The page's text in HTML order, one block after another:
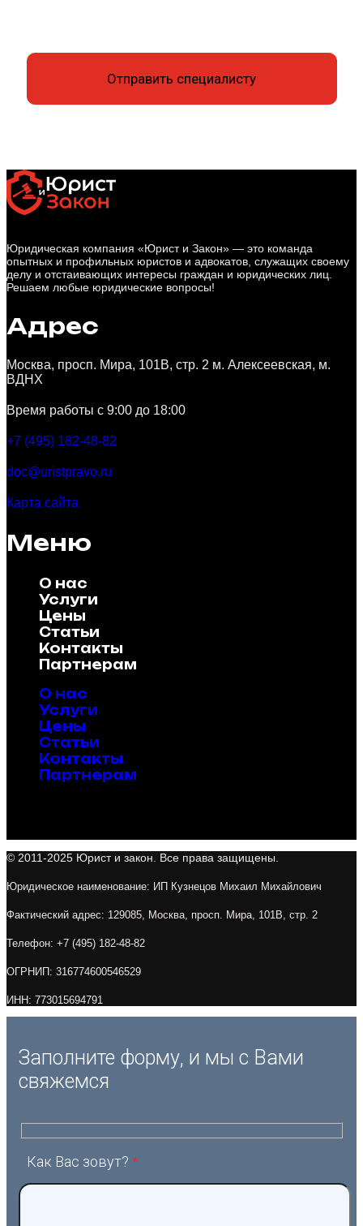
Юридическая компания «Юрист и Закон» — это команда
опытных и профильных юристов и адвокатов, служащих своему
делу и отстаивающих интересы граждан и юридических лиц.
Решаем любые юридические вопросы!
Адрес
Москва, просп. Мира, 101В, стр. 2 м. Алексеевская, м.
ВДНХ
Время работы с 9:00 до 18:00
+7 (495) 182-48-82
doc@uristpravo.ru
Карта сайта
Меню
О нас
Услуги
Цены
Статьи
Контакты
Партнерам
О нас
Услуги
Цены
Статьи
Контакты
Партнерам
© 2011-2025 Юрист и закон. Все права защищены.
Юридическое наименование: ИП Кузнецов Михаил Михайлович
Фактический адрес: 129085, Москва, просп. Мира, 101В, стр. 2
Телефон: +7 (495) 182-48-82
ОГРНИП: 316774600546529
ИНН: 773015694791
Заполните форму, и мы с Вами
свяжемся
Как Вас зовут? *